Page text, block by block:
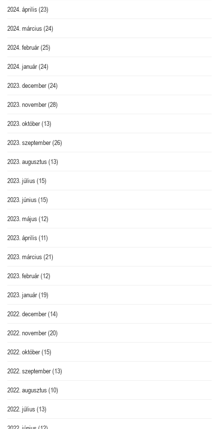
2024. április(23)
2024. március(24)
2024. február(25)
2024. január(24)
2023. december(24)
2023. november(28)
2023. október(13)
2023. szeptember(26)
2023. augusztus(13)
2023. július(15)
2023. június(15)
2023. május(12)
2023. április(11)
2023. március(21)
2023. február(12)
2023. január(19)
2022. december(14)
2022. november(20)
2022. október(15)
2022. szeptember(13)
2022. augusztus(10)
2022. július(13)